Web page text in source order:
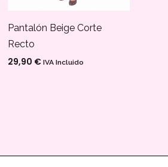
Pantalón Beige Corte
Recto
29,90 € IVA Incluido